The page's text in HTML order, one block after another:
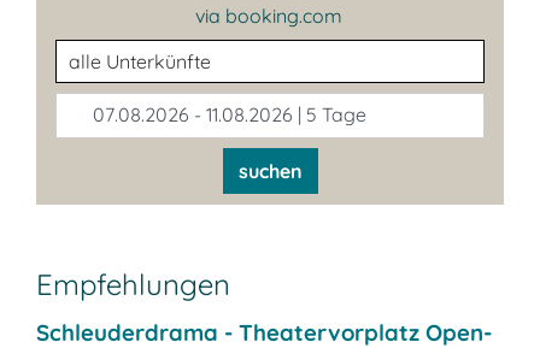
via booking.com
Unterkunftsart
07.08.2026 - 11.08.2026 | 5 Tage
suchen
Empfehlungen
Schleuderdrama - Theatervorplatz Open-